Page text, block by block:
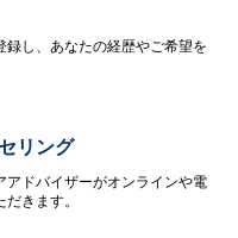
録し、あなたの経歴やご希望を
リング
アドバイザーがオンラインや電
きます。